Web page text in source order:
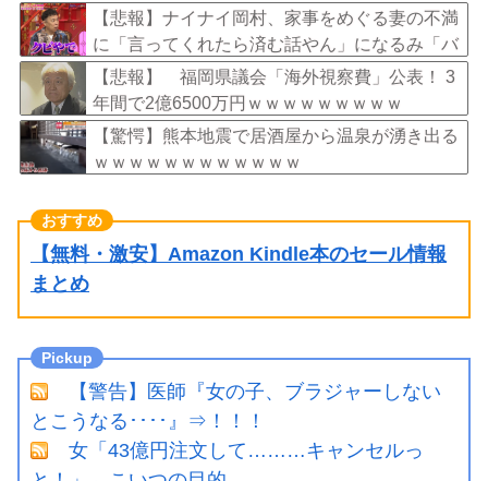
楽に」 回復を報告
【悲報】ナイナイ岡村、家事をめぐる妻の不満
に「言ってくれたら済む話やん」になるみ「バ
イトやったらクビやで」説教受け黙り込む
【悲報】 福岡県議会「海外視察費」公表！ 3
年間で2億6500万円ｗｗｗｗｗｗｗｗｗ
【驚愕】熊本地震で居酒屋から温泉が湧き出る
ｗｗｗｗｗｗｗｗｗｗｗｗ
【無料・激安】Amazon Kindle本のセール情報
まとめ
【警告】医師『女の子、ブラジャーしない
とこうなる････』⇒！！！
女「43億円注文して………キャンセルっ